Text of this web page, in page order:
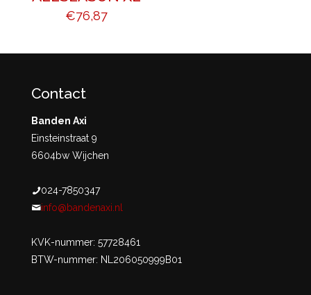
€76,87
Contact
Banden Axi
Einsteinstraat 9
6604bw Wijchen
024-7850347
info@bandenaxi.nl
KVK-nummer: 57728461
BTW-nummer: NL206050999B01